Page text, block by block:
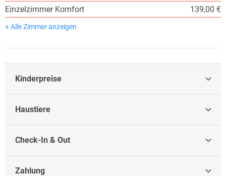
Einzelzimmer Komfort
139,00 €
+ Alle Zimmer anzeigen
Kinderpreise
Haustiere
Check-In & Out
Zahlung